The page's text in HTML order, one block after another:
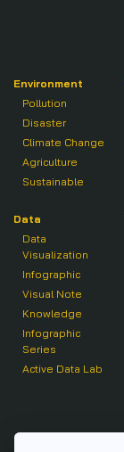
Environment
Pollution
Disaster
Climate Change
Agriculture
Sustainable
Data
Data
Visualization
Infographic
Visual Note
Knowledge
Infographic
Series
Active Data Lab